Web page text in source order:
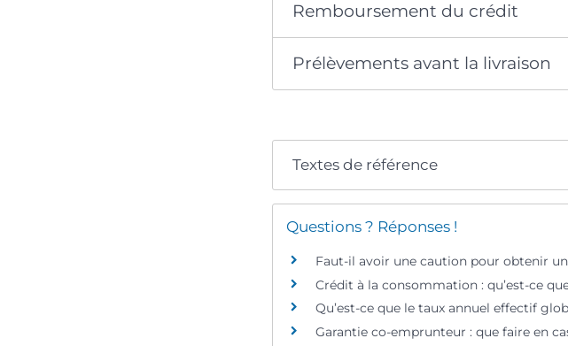
Remboursement du crédit
Prélèvements avant la livraison
Textes de référence
Questions ? Réponses !
Faut-il avoir une caution pour obtenir
Crédit à la consommation : qu’est-ce
Qu’est-ce que le taux annuel effectif
Garantie co-emprunteur : que faire en